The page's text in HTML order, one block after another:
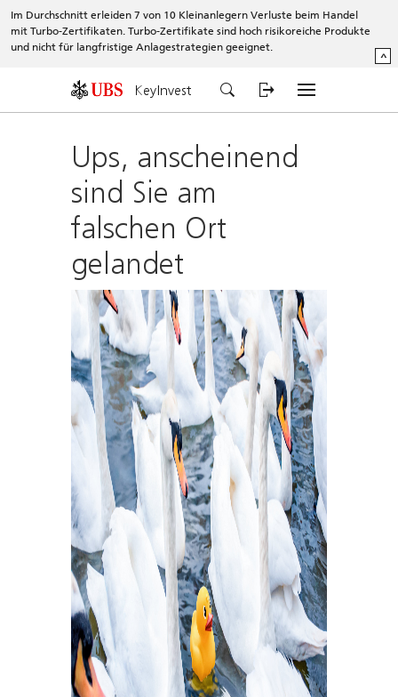
Im Durchschnitt erleiden 7 von 10 Kleinanlegern Verluste beim Handel
mit Turbo-Zertifikaten. Turbo-Zertifikate sind hoch risikoreiche Produkte
und nicht für langfristige Anlagestrategien geeignet.
^
KeyInvest
Ups, anscheinend
sind Sie am
falschen Ort
gelandet